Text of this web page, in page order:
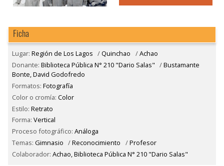
Ficha
Lugar: Región de Los Lagos /Quinchao /Achao
Donante: Biblioteca Pública N° 210 "Dario Salas" /Bustamante
Bonte, David Godofredo
Formatos: Fotografía
Color o cromía: Color
Estilo: Retrato
Forma: Vertical
Proceso fotográfico: Análoga
Temas: Gimnasio /Reconocimiento /Profesor
Colaborador: Achao, Biblioteca Pública N° 210 "Dario Salas"